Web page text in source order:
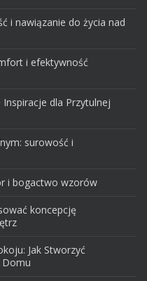
i nawiązanie do życia nad
i efektywność
Inspiracje dla Przytulnej
surowość i
i bogactwo wzorów
koncepcję
Jak Stworzyć